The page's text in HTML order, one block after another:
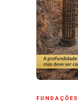
FUNDAÇÕES